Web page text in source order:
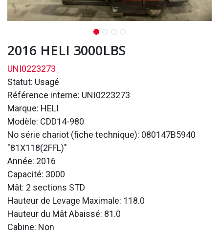
2016 HELI 3000LBS
UNI0223273
Statut: Usagé
Référence interne: UNI0223273
Marque: HELI
Modèle: CDD14-980
No série chariot (fiche technique): 080147B5940
"81X118(2FFL)"
Année: 2016
Capacité: 3000
Mât: 2 sections STD
Hauteur de Levage Maximale: 118.0
Hauteur du Mât Abaissé: 81.0
Cabine: Non